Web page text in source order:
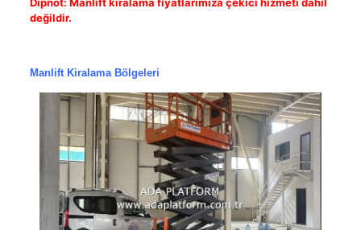
değildir.
Manlift Kiralama Bölgeleri